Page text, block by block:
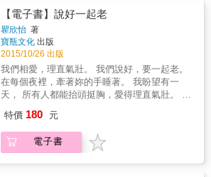
容易就少了恩愛＜案例2＞中名揚夫婦的狀況不
太相同。丈夫的性需求依舊，妻子卻變了，可
能是因為懷孕、生產、餵奶、照顧等為人母不
可避免之事占據她的心思與時間，且因為身體
疲倦而沒有太多精力與心情享受性生活。一方
面便利夜間照顧孩子，一方面也考量丈夫白天
要上班，妻子乃將名揚趕去客房睡。身體距離
拉遠，疏離感無形中產生，即使丈夫半夜求
歡，她也不容易被激發，往往被動地配合。名
揚拜託岳母代看小孩，帶太太上摩鐵，除了尋
找單獨相處空間，換個環境，的確是明智之
舉。摩鐵中，彼此心情放鬆，相擁親熱，性慾
改變過去我們跟他們的關係，但我們能以覺
察、療癒和練習，找回我們的自在人生。
她更誠實的說出男女之間永遠「不會沒有問
題」，告訴你兩性之間或是婚姻可能出現的問
題，但是所有的問題都有方法可以慢慢解開答
案，陪你一起面對、解決這些問題。
invented in Europe and is uniquely Western.
And it must be able to explain why early
twentieth-century Chinese writers claimed that
they had never known true love, or love by
modern Western standards. By addressing
these three challenges through a literary,
historical, philosophical, biographical and
above all comparative approach, this highly
original work shows how love’s profile in China
marriages and concubinage in favour of free
individual choice, monogamy and a Western
model of romantic love.
【電子書】說好一起老
瞿欣怡 著
寶瓶文化 出版
2015/10/26 出版
我們相愛，理直氣壯。 我們說好，要一起老。
在每個夜裡，牽著妳的手睡著。 我盼望有一
天， 所有人都能抬頭挺胸，愛得理直氣壯。 小
牽起了彼此；這一牽，就是十五年。 十五年
來，她們是對方的船與港灣，彼此的線與風
箏。生活是即使吵嘴了也要擁抱；是一個眼神
特價 180 元
電子書